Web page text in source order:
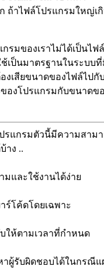
ถ้าไฟล์โปรแกรมใหญ่เ
มของเราไม่ได้เป็นไฟล์
ช้เป็นมาตรฐานในระบบ
งเสียขนาดของไฟล์ไปกับ
องโปรแกรมกับขนาดข
รแกรมตัวนี้มีความสาม
าง ..
มและใช้งานได้ง่าย
ร์โค้ดโดยเฉพาะ
ให้ตามเวลาที่กำหนด
าผู้รับผิดชอบได้ในกรณีแ